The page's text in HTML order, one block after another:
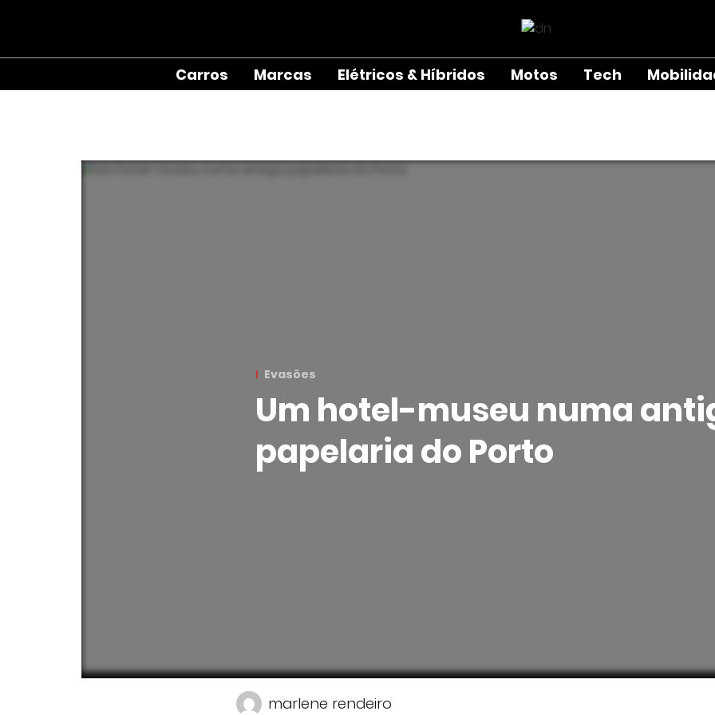
Carros Marcas Elétricos & Híbridos Motos Tech
Evasões
Um hotel-museu numa
papelaria do Porto
marlene rendeiro